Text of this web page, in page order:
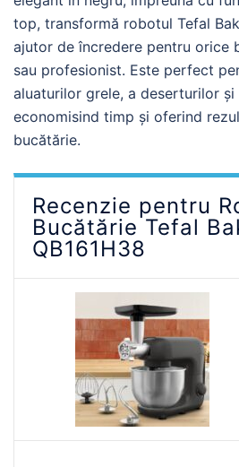
top, transformă robotul Tefal
ajutor de încredere pentru orice
sau profesionist. Este perfect
aluaturilor grele, a deserturilor
economisind timp și oferind
bucătărie.
Recenzie pentru
Bucătărie Tefal
QB161H38